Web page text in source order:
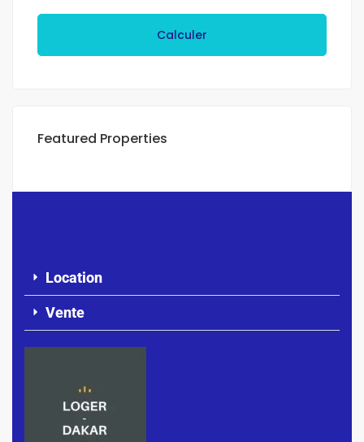
Calculer
Featured Properties
Location
Vente